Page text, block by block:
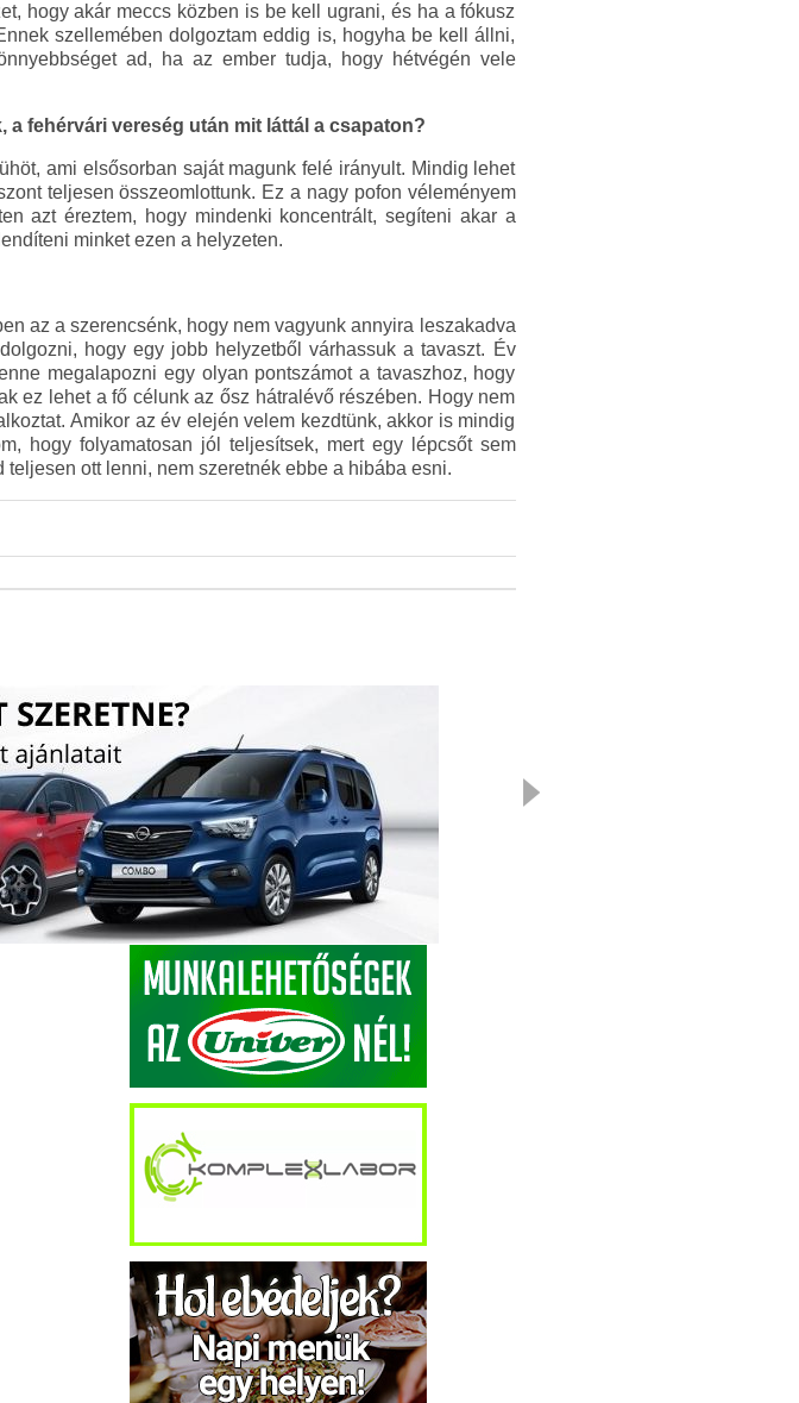
hogy akár meccs közben is be kell ugrani, és ha a fókusz
szellemében dolgoztam eddig is, hogyha be kell állni,
ad, ha az ember tudja, hogy hétvégén vele
fehérvári vereség után mit láttál a csapaton?
ami elsősorban saját magunk felé irányult. Mindig lehet
teljesen összeomlottunk. Ez a nagy pofon véleményem
azt éreztem, hogy mindenki koncentrált, segíteni akar a
minket ezen a helyzeten.
az a szerencsénk, hogy nem vagyunk annyira leszakadva
hogy egy jobb helyzetből várhassuk a tavaszt. Év
megalapozni egy olyan pontszámot a tavaszhoz, hogy
ez lehet a fő célunk az ősz hátralévő részében. Hogy nem
Amikor az év elején velem kezdtünk, akkor is mindig
hogy folyamatosan jól teljesítsek, mert egy lépcsőt sem
ott lenni, nem szeretnék ebbe a hibába esni.